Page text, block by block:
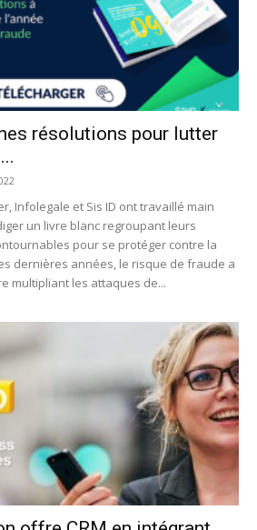
résolutions pour lutter
Infolegale et Sis ID ont travaillé main
un livre blanc regroupant leurs
pour se protéger contre la
dernières années, le risque de fraude a
multipliant les attaques de...